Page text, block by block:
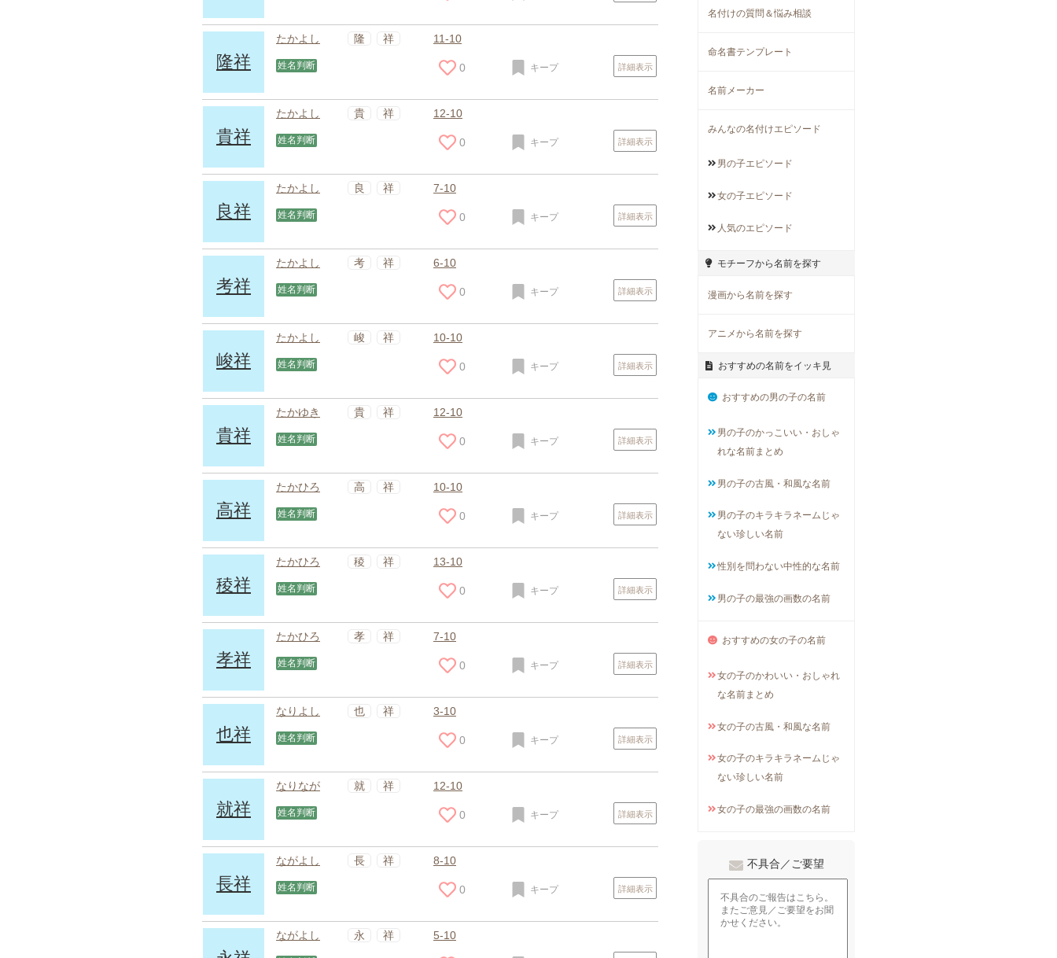
隆祥
たかよし 隆 祥 11-10
姓名判断 0 キープ 詳細表示
貴祥
たかよし 貴 祥 12-10
姓名判断 0 キープ 詳細表示
良祥
たかよし 良 祥 7-10
姓名判断 0 キープ 詳細表示
考祥
たかよし 考 祥 6-10
姓名判断 0 キープ 詳細表示
峻祥
たかよし 峻 祥 10-10
姓名判断 0 キープ 詳細表示
貴祥
たかゆき 貴 祥 12-10
姓名判断 0 キープ 詳細表示
高祥
たかひろ 高 祥 10-10
姓名判断 0 キープ 詳細表示
稜祥
たかひろ 稜 祥 13-10
姓名判断 0 キープ 詳細表示
孝祥
たかひろ 孝 祥 7-10
姓名判断 0 キープ 詳細表示
也祥
なりよし 也 祥 3-10
姓名判断 0 キープ 詳細表示
就祥
なりなが 就 祥 12-10
姓名判断 0 キープ 詳細表示
長祥
ながよし 長 祥 8-10
姓名判断 0 キープ 詳細表示
ながよし 永 祥 5-10
名付けの質問＆悩み相談
命名書テンプレート
名前メーカー
みんなの名付けエピソード
男の子エピソード
女の子エピソード
人気のエピソード
モチーフから名前を探す
漫画から名前を探す
アニメから名前を探す
おすすめの名前をイッキ見
おすすめの男の子の名前
男の子のかっこいい・おしゃ
れな名前まとめ
男の子の古風・和風な名前
男の子のキラキラネームじゃ
ない珍しい名前
性別を問わない中性的な名前
男の子の最強の画数の名前
おすすめの女の子の名前
女の子のかわいい・おしゃれ
な名前まとめ
女の子の古風・和風な名前
女の子のキラキラネームじゃ
ない珍しい名前
女の子の最強の画数の名前
不具合／ご要望